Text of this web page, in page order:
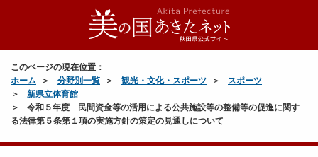
このページの現在位置：
ホーム
分野別一覧 観光・文化・スポーツ
スポーツ
新県立体育館
令和５年度 民間資金等の活用による公共施設等の整備等の促進に関す
る法律第５条第１項の実施方針の策定の見通しについて